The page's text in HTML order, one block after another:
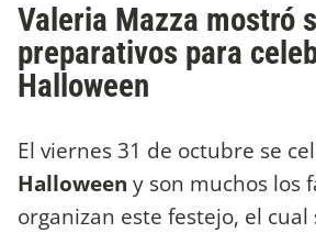
Valeria Mazza mostró
preparativos para
Halloween
El viernes 31 de octubre se
Halloween y son muchos los
organizan este festejo, el cual